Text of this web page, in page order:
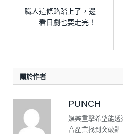
職人這條路踏上了，邊
看日劇也要走完！
關於作者
PUNCH
娛樂重擊希望能
音產業找到突破